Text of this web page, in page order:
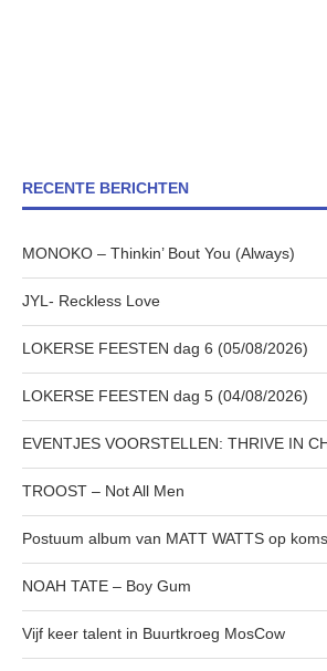
RECENTE BERICHTEN
MONOKO – Thinkin’ Bout You (Always)
JYL- Reckless Love
LOKERSE FEESTEN dag 6 (05/08/2026)
LOKERSE FEESTEN dag 5 (04/08/2026)
EVENTJES VOORSTELLEN: THRIVE IN
TROOST – Not All Men
Postuum album van MATT WATTS op
NOAH TATE – Boy Gum
Vijf keer talent in Buurtkroeg MosCow